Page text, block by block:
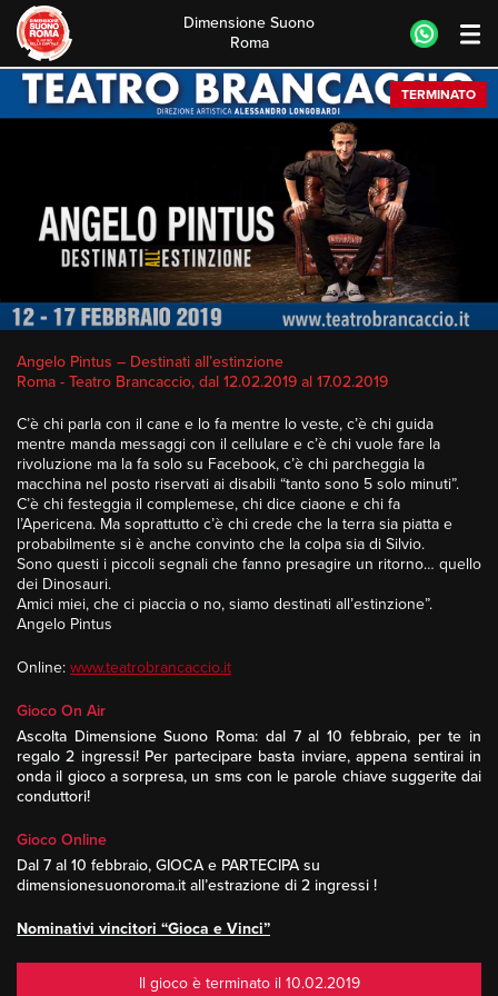
Skip
content
Dimensione Suono
Roma
TERMINATO
Angelo Pintus – Destinati all’estinzione
Roma - Teatro Brancaccio, dal 12.02.2019 al 17.02.2019
C’è chi parla con il cane e lo fa mentre lo veste, c’è chi guida
mentre manda messaggi con il cellulare e c’è chi vuole fare la
rivoluzione ma la fa solo su Facebook, c’è chi parcheggia la
macchina nel posto riservati ai disabili “tanto sono 5 solo minuti”.
C’è chi festeggia il complemese, chi dice ciaone e chi fa
l’Apericena. Ma soprattutto c’è chi crede che la terra sia piatta e
probabilmente si è anche convinto che la colpa sia di Silvio.
Sono questi i piccoli segnali che fanno presagire un ritorno… quello
dei Dinosauri.
Amici miei, che ci piaccia o no, siamo destinati all’estinzione”.
Angelo Pintus
Online: www.teatrobrancaccio.it
Gioco On Air
Ascolta Dimensione Suono Roma: dal 7 al 10 febbraio, per te in
regalo 2 ingressi! Per partecipare basta inviare, appena sentirai in
onda il gioco a sorpresa, un sms con le parole chiave suggerite dai
conduttori!
Gioco Online
Dal 7 al 10 febbraio, GIOCA e PARTECIPA su
dimensionesuonoroma.it all’estrazione di 2 ingressi !
Nominativi vincitori “Gioca e Vinci”
Il gioco è terminato il 10.02.2019